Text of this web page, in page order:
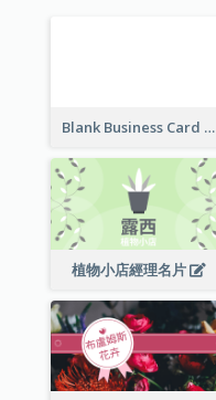
Blank Business Card
植物小店經理名片